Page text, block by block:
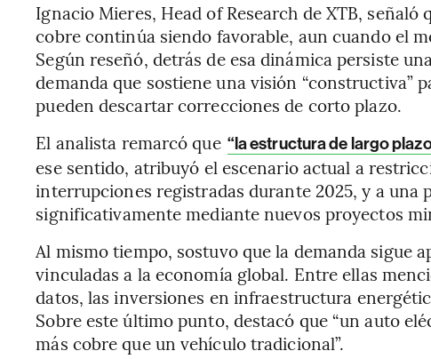
Ignacio Mieres, Head of Research de XTB,
cobre continúa siendo favorable, aun cuando el
Según reseñó, detrás de esa dinámica persiste
demanda que sostiene una visión “constructiva”
pueden descartar correcciones de corto plazo.
El analista remarcó que “la estructura de largo
ese sentido, atribuyó el escenario actual a
interrupciones registradas durante 2025, y a una
significativamente mediante nuevos proyectos
Al mismo tiempo, sostuvo que la demanda sigue
vinculadas a la economía global. Entre ellas
datos, las inversiones en infraestructura
Sobre este último punto, destacó que “un auto
más cobre que un vehículo tradicional”.